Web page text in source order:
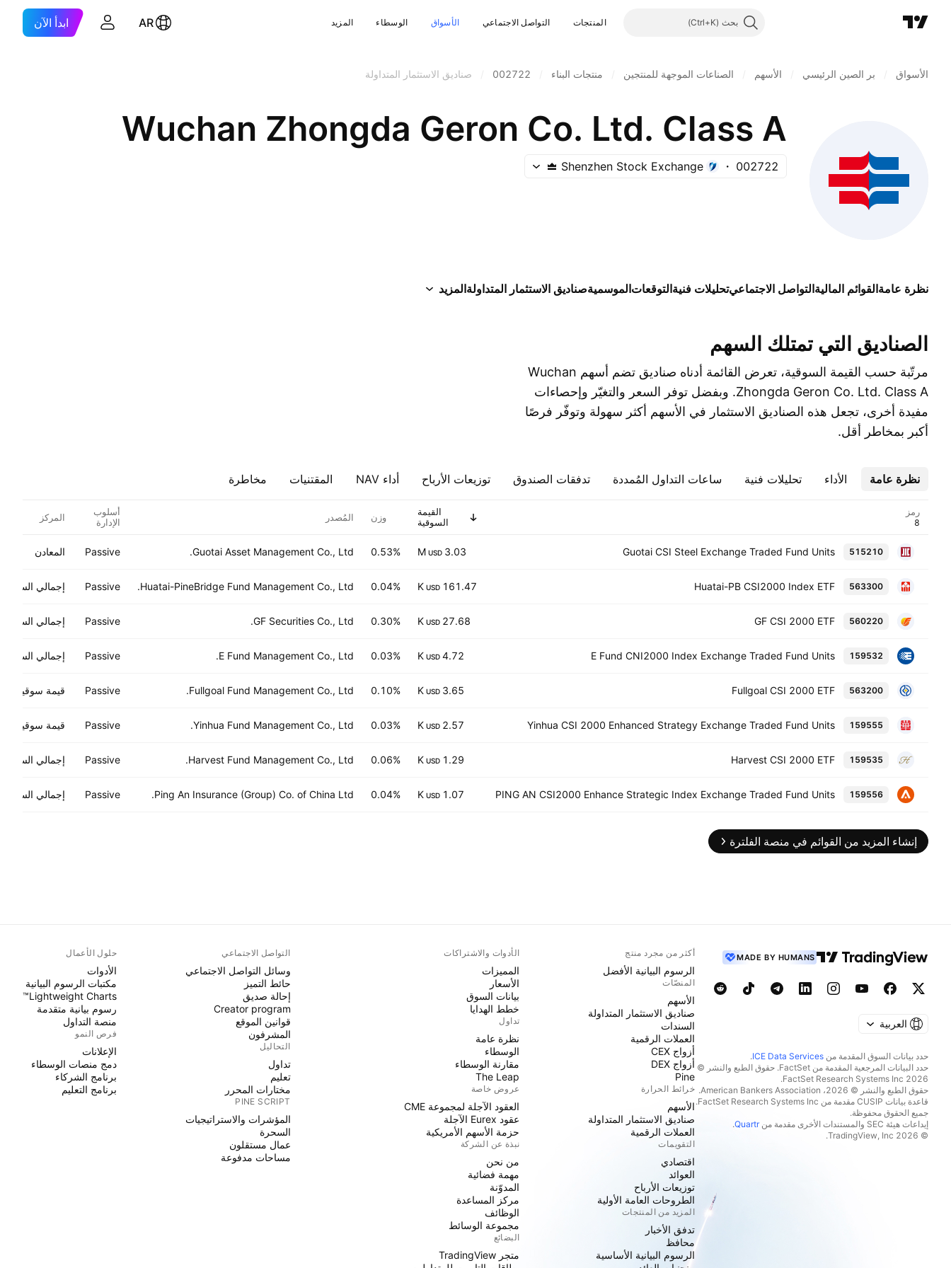
بحث المنتجات التواصل الاجتماعي الأسواق الوسطاء المزيد AR ابدأ الآن
الأسواق بر الصين الرئيسي الأسهم الصناعات الموجهة للمنتجين منتجات البناء 002722 صناديق الاستثمار المتداولة
Wuchan Zhongda Geron Co. Ltd. Class A
002722
Shenzhen Stock Exchange
نظرة عامةالقوائم الماليةالتواصل الاجتماعيتحليلات فنيةالتوقعاتالموسميةصناديق الاستثمار المتداولةالمزيد
الصناديق التي تمتلك السهم
مرتّبة حسب القيمة السوقية، تعرض القائمة أدناه صناديق تضم أسهم Wuchan
Zhongda Geron Co. Ltd. Class A. وبفضل توفر السعر والتغيّر وإحصاءات
مفيدة أخرى، تجعل هذه الصناديق الاستثمار في الأسهم أكثر سهولة وتوفّر فرصًا
أكبر بمخاطر أقل.
نظرة عامة الأداء تحليلات فنية ساعات التداول المُمددة تدفقات الصندوق توزيعات الأرباح أداء NAV المقتنيات مخاطرة
رمز
القيمة
السوقية
وزن المُصدر
أسلوب
الإدارة
المركز
515210
Guotai CSI Steel Exchange Traded Fund Units
3.03 M
USD
0.53%
Guotai Asset Management Co., Ltd.
Passive المعادن
563300
Huatai-PB CSI2000 Index ETF
161.47 K
USD
0.04%
Huatai-PineBridge Fund Management Co., Ltd.
Passive إجمالي السوق
560220
GF CSI 2000 ETF
27.68 K
USD
0.30%
GF Securities Co., Ltd.
Passive إجمالي السوق
159532
E Fund CNI2000 Index Exchange Traded Fund Units
4.72 K
USD
0.03%
E Fund Management Co., Ltd.
Passive إجمالي السوق
563200
Fullgoal CSI 2000 ETF
3.65 K
USD
0.10%
Fullgoal Fund Management Co., Ltd.
Passive قيمة سوقية
159555
Yinhua CSI 2000 Enhanced Strategy Exchange Traded Fund Units
2.57 K
USD
0.03%
Yinhua Fund Management Co., Ltd.
Passive قيمة سوقية
159535
Harvest CSI 2000 ETF
1.29 K
USD
0.06%
Harvest Fund Management Co., Ltd.
Passive إجمالي السوق
159556
PING AN CSI2000 Enhance Strategic Index Exchange Traded Fund Units
1.07 K
USD
0.04%
Ping An Insurance (Group) Co. of China Ltd.
Passive إجمالي السوق
إنشاء المزيد من القوائم في منصة الفلترة
MADE BY HUMANS
العربية
حدد بيانات السوق المقدمة من ICE Data Services
.
حدد البيانات المرجعية المقدمة من FactSet. حقوق الطبع والنشر ©
2026 FactSet Research Systems Inc.
حقوق الطبع والنشر © 2026، American Bankers Association.
قاعدة بيانات CUSIP مقدمة من FactSet Research Systems Inc.
جميع الحقوق محفوظة.
إيداعات هيئة SEC والمستندات الأخرى مقدمة من
Quartr
.
© 2026 TradingView, Inc.
أكثر من مجرد منتج
الرسوم البيانية الأفضل
المنصّات
الأسهم
صناديق الاستثمار المتداولة
السندات
العملات الرقمية
أزواج CEX
أزواج DEX
Pine
خرائط الحرارة
الأسهم
صناديق الاستثمار المتداولة
العملات الرقمية
التقويمات
اقتصادي
العوائد
توزيعات الأرباح
الطروحات العامة الأولية
المزيد من المنتجات
تدفق الأخبار
محافظ
الرسوم البيانية الأساسية
الأدوات والاشتراكات
المميزات
الأسعار
بيانات السوق
خطط الهدايا
تداول
نظرة عامة
الوسطاء
مقارنة الوسطاء
The Leap
عروض خاصة
العقود الآجلة لمجموعة CME
عقود Eurex الآجلة
حزمة الأسهم الأمريكية
نبذة عن الشركة
من نحن
مهمة فضائية
المدوّنة
مركز المساعدة
الوظائف
مجموعة الوسائط
البضائع
متجر TradingView
التواصل الاجتماعي
وسائل التواصل الاجتماعي
حائط التميز
إحالة صديق
Creator program
قوانين الموقع
المشرفون
التحاليل
تداول
تعليم
مختارات المحرر
PINE SCRIPT
المؤشرات والاستراتيجيات
السحرة
عمال مستقلون
مساحات مدفوعة
حلول الأعمال
الأدوات
مكتبات الرسوم البيانية
Lightweight Charts™
رسوم بيانية متقدمة
منصة التداول
فرص النمو
الإعلانات
دمج منصات الوسطاء
برنامج الشركاء
برنامج التعليم